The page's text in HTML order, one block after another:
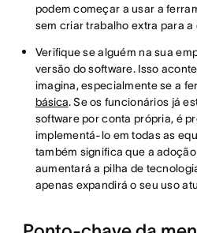
podem começar a usar a
sem criar trabalho extra para a
Verifique se alguém na sua
versão do software. Isso
imagina, especialmente se a
básica. Se os funcionários já
software por conta própria, é
implementá-lo em todas as
também significa que a
aumentará a pilha de
apenas expandirá o seu uso